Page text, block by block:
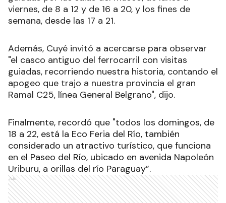
viernes, de 8 a 12 y de 16 a 20, y los fines de
semana, desde las 17 a 21.
Además, Cuyé invitó a acercarse para observar
"el casco antiguo del ferrocarril con visitas
guiadas, recorriendo nuestra historia, contando el
apogeo que trajo a nuestra provincia el gran
Ramal C25, línea General Belgrano", dijo.
Finalmente, recordó que "todos los domingos, de
18 a 22, está la Eco Feria del Río, también
considerado un atractivo turístico, que funciona
en el Paseo del Río, ubicado en avenida Napoleón
Uriburu, a orillas del río Paraguay”.
Ads